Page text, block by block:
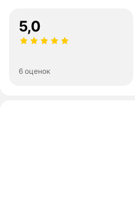
5,0
6 оценок